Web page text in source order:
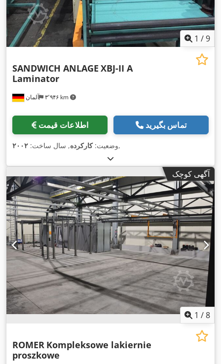
1 /9
آلمان ۳٬۹۴۶ km
SANDWICH ANLAGE XBJ-II A
Laminator
اطلاعات قیمت تماس بگیرید
وضعیت:کارکرده, سال ساخت: ۲۰۰۲ ,
آگهی کوچک
1 /8
ROMER Kompleksowe lakiernie
proszkowe